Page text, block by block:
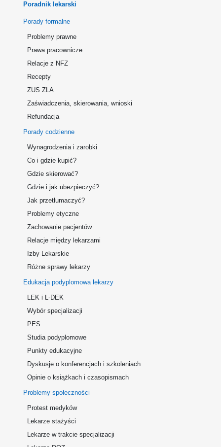
Poradnik lekarski
Porady formalne
Problemy prawne
Prawa pracownicze
Relacje z NFZ
Recepty
ZUS ZLA
Zaświadczenia, skierowania, wnioski
Refundacja
Porady codzienne
Wynagrodzenia i zarobki
Co i gdzie kupić?
Gdzie skierować?
Gdzie i jak ubezpieczyć?
Jak przetłumaczyć?
Problemy etyczne
Zachowanie pacjentów
Relacje między lekarzami
Izby Lekarskie
Różne sprawy lekarzy
Edukacja podyplomowa lekarzy
LEK i L-DEK
Wybór specjalizacji
PES
Studia podyplomowe
Punkty edukacyjne
Dyskusje o konferencjach i szkoleniach
Opinie o książkach i czasopismach
Problemy społeczności
Protest medyków
Lekarze stażyści
Lekarze w trakcie specjalizacji